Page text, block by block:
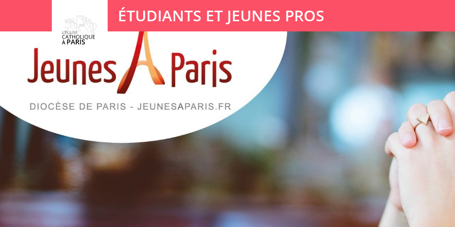
ÉTUDIANTS ET JEUNES PROS
Votre recherche
Panneau de gestion des cookies